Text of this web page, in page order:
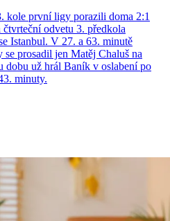
kole první ligy porazili doma 2:1
odvetu 3. předkola
Istanbul. V 27. a 63. minutě
prosadil jen Matěj Chaluš na
dobu už hrál Baník v oslabení po
minuty.